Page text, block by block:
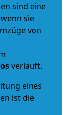
sind eine
sie
von
verläuft.
eines
ist die